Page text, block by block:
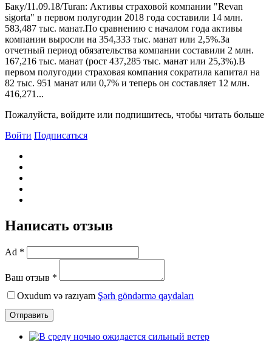
Баку/11.09.18/Turan: Активы страховой компании "Revan
sigorta" в первом полугодии 2018 года составили 14 млн.
583,487 тыс. манат.По сравнению с началом года активы
компании выросли на 354,333 тыс. манат или 2,5%.За
отчетный период обязательства компании составили 2 млн.
167,216 тыс. манат (рост 437,285 тыс. манат или 25,3%).B
первом полугодии страховая компания сократила капитал на
82 тыс. 951 манат или 0,7% и теперь он составляет 12 млн.
416,271...
Пожалуйста, войдите или подпишитесь, чтобы читать больше
Войти Подписаться
Написать отзыв
Ad *
Ваш отзыв *
Oxudum və razıyam Şərh göndərmə qaydaları
Отправить